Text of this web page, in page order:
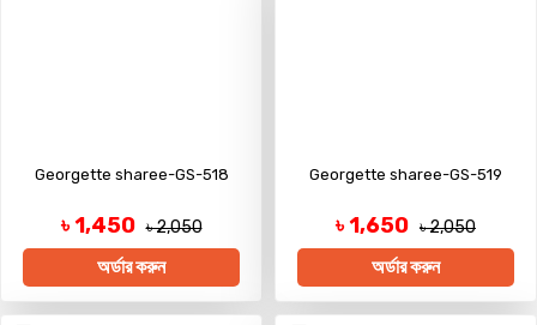
Georgette sharee-GS-518
৳ 1,450 ৳ 2,050
অর্ডার করুন
Georgette sharee-GS-519
৳ 1,650 ৳ 2,050
অর্ডার করুন